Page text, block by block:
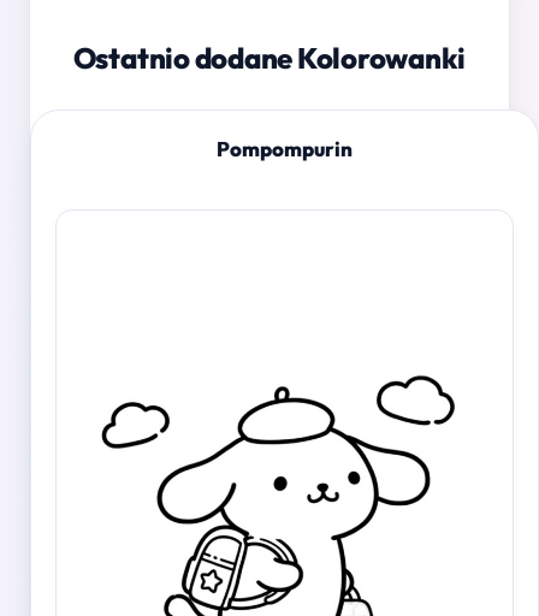
Ostatnio dodane Kolorowanki
Pompompurin